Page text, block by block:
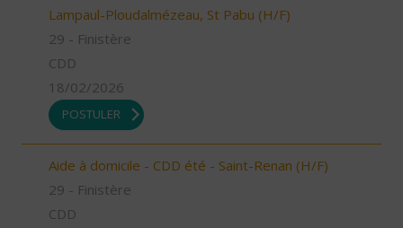
Lampaul-Ploudalmézeau, St Pabu (H/F)
29 - Finistère
CDD
18/02/2026
POSTULER
Aide à domicile - CDD été - Saint-Renan (H/F)
29 - Finistère
CDD